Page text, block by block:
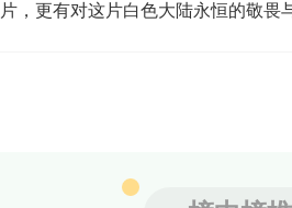
，更有对这片白色大陆永恒的敬畏